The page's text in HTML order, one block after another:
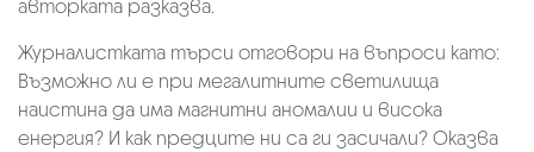
авторката разказва.
Журналистката търси отговори на въпроси като:
Възможно ли е при мегалитните светилища
наистина да има магнитни аномалии и висока
енергия? И как предците ни са ги засичали? Оказва